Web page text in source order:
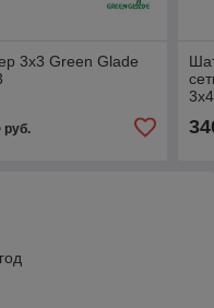
3х3 Green Glade
руб.